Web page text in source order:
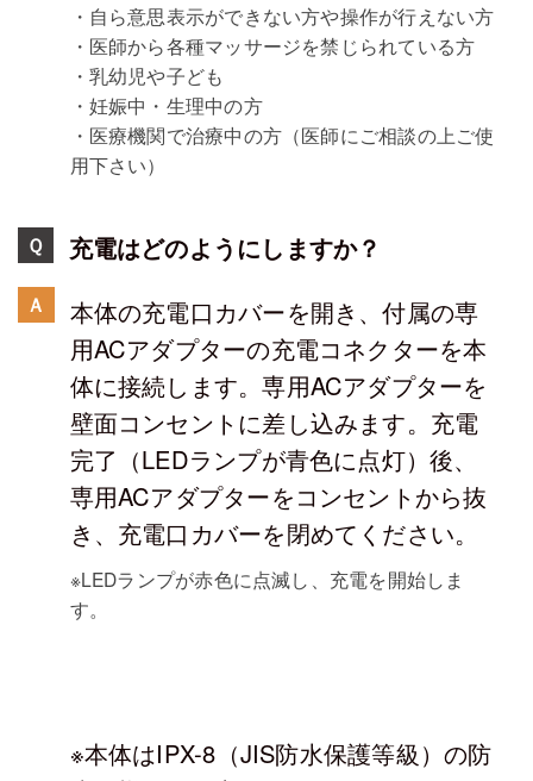
・自ら意思表示ができない方や操作が行えない方
・医師から各種マッサージを禁じられている方
・乳幼児や子ども
・妊娠中・生理中の方
・医療機関で治療中の方（医師にご相談の上ご使
用下さい）
Ｑ 充電はどのようにしますか？
Ａ
本体の充電口カバーを開き、付属の専
用ACアダプターの充電コネクターを本
体に接続します。専用ACアダプターを
壁面コンセントに差し込みます。充電
完了（LEDランプが青色に点灯）後、
専用ACアダプターをコンセントから抜
き、充電口カバーを閉めてください。
※LEDランプが赤色に点滅し、充電を開始しま
す。
※本体はIPX-8（JIS防水保護等級）の防